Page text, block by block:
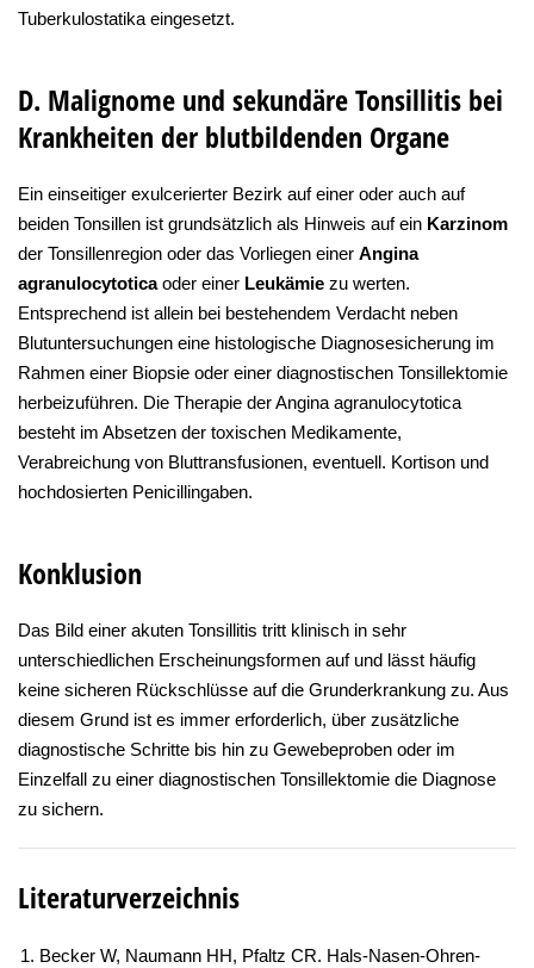
Tuberkulostatika eingesetzt.
D. Malignome und sekundäre Tonsillitis bei
Krankheiten der blutbildenden Organe
Ein einseitiger exulcerierter Bezirk auf einer oder auch auf
beiden Tonsillen ist grundsätzlich als Hinweis auf ein Karzinom
der Tonsillenregion oder das Vorliegen einer Angina
agranulocytoticaoder einer Leukämie zu werten.
Entsprechend ist allein bei bestehendem Verdacht neben
Blutuntersuchungen eine histologische Diagnosesicherung im
Rahmen einer Biopsie oder einer diagnostischen Tonsillektomie
herbeizuführen. Die Therapie der Angina agranulocytotica
besteht im Absetzen der toxischen Medikamente,
Verabreichung von Bluttransfusionen, eventuell. Kortison und
hochdosierten Penicillingaben.
Konklusion
Das Bild einer akuten Tonsillitis tritt klinisch in sehr
unterschiedlichen Erscheinungsformen auf und lässt häufig
keine sicheren Rückschlüsse auf die Grunderkrankung zu. Aus
diesem Grund ist es immer erforderlich, über zusätzliche
diagnostische Schritte bis hin zu Gewebeproben oder im
Einzelfall zu einer diagnostischen Tonsillektomie die Diagnose
zu sichern.
Literaturverzeichnis
Becker W, Naumann HH, Pfaltz CR. Hals-Nasen-Ohren-